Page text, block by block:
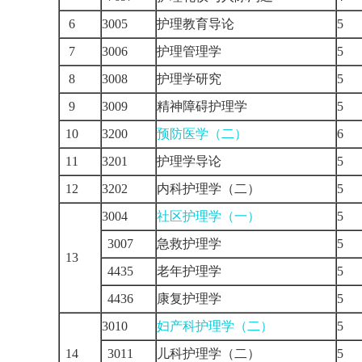
6
3005 护理教育导论
5
7
3006 护理管理学
5
8
3008 护理学研究
5
9
3009 精神障碍护理学
5
10
3200 预防医学（二）
6
11
3201 护理学导论
5
12
3202 内科护理学（二） 5
13
3004 社区护理学（一） 5
3007 急救护理学
5
4435
老年护理学
5
4436
康复护理学 5
14
3010 妇产科护理学（二）
5
3011 儿科护理学（二）
5